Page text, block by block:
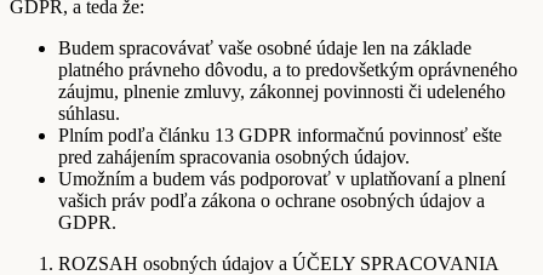
GDPR, a teda že:
Budem spracovávať vaše osobné údaje len na základe
platného právneho dôvodu, a to predovšetkým oprávneného
záujmu, plnenie zmluvy, zákonnej povinnosti či udeleného
súhlasu.
Plním podľa článku 13 GDPR informačnú povinnosť ešte
pred zahájením spracovania osobných údajov.
Umožním a budem vás podporovať v uplatňovaní a plnení
vašich práv podľa zákona o ochrane osobných údajov a
GDPR.
ROZSAH osobných údajov a ÚČELY SPRACOVANIA